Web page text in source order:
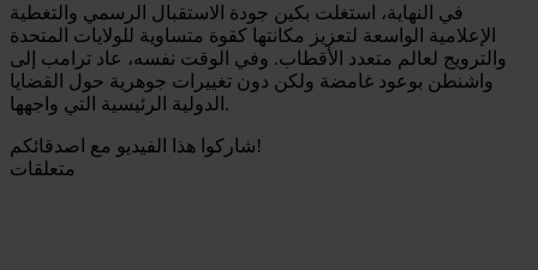
في النهاية، استغلت بكين جودة الاستقبال الرسمي والتغطية
الإعلامية الواسعة لتعزيز مكانتها كقوة متساوية للولايات المتحدة
والترويج لعالم متعدد الأقطاب. وفي الوقت نفسه، عاد ترامب إلى
واشنطن بوعود غامضة ولكن دون تغييرات جوهرية حول القضايا
الدولية الرئيسية التي واجهها.
شاركوا هذا الفيديو مع اصدقائكم!
متعلقات